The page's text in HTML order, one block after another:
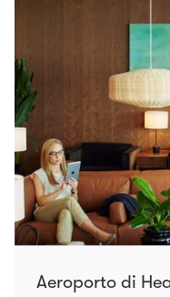
Aeroporto di